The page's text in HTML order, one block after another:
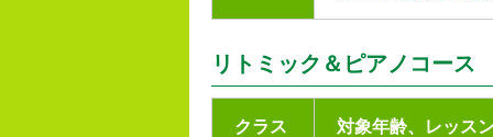
リトミック＆ピアノコース
クラス 対象年齢、レッス